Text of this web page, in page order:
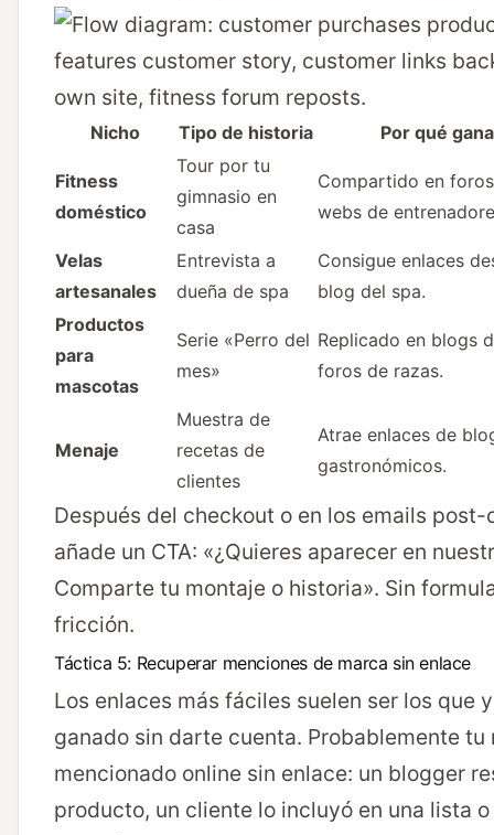
Nicho Tipo de historia Por qué
Fitness
doméstico
Tour por tu
gimnasio en
casa
Compartido en
webs de
Velas
artesanales
Entrevista a
dueña de spa
Consigue enlaces
blog del spa.
Productos
para
mascotas
Serie «Perro del
mes»
Replicado en blogs
foros de razas.
Menaje
Muestra de
recetas de
clientes
Atrae enlaces de
gastronómicos.
Después del checkout o en los emails post-
añade un CTA: «¿Quieres aparecer en
Comparte tu montaje o historia». Sin
fricción.
Táctica 5: Recuperar menciones de marca sin enlace
Los enlaces más fáciles suelen ser los que
ganado sin darte cuenta. Probablemente tu
mencionado online sin enlace: un blogger
producto, un cliente lo incluyó en una lista